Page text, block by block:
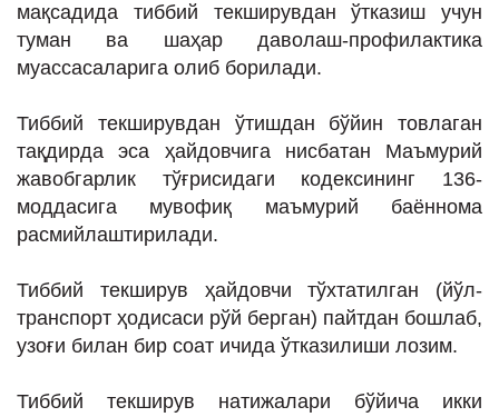
мақсадида тиббий текширувдан ўтказиш учун
туман ва шаҳар даволаш-профилактика
муассасаларига олиб борилади.
Тиббий текширувдан ўтишдан бўйин товлаган
тақдирда эса ҳайдовчига нисбатан Маъмурий
жавобгарлик тўғрисидаги кодексининг 136-
моддасига мувофиқ маъмурий баённома
расмийлаштирилади.
Тиббий текширув ҳайдовчи тўхтатилган (йўл-
транспорт ҳодисаси рўй берган) пайтдан бошлаб,
узоғи билан бир соат ичида ўтказилиши лозим.
Тиббий текширув натижалари бўйича икки